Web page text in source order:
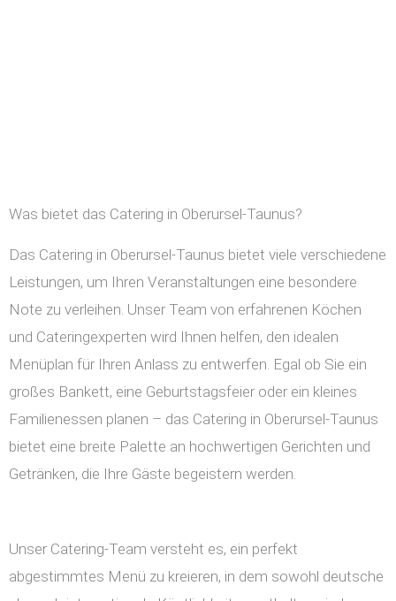
Was bietet das Catering in Oberursel-Taunus?
Das Catering in Oberursel-Taunus bietet viele verschiedene
Leistungen, um Ihren Veranstaltungen eine besondere
Note zu verleihen. Unser Team von erfahrenen Köchen
und Cateringexperten wird Ihnen helfen, den idealen
Menüplan für Ihren Anlass zu entwerfen. Egal ob Sie ein
großes Bankett, eine Geburtstagsfeier oder ein kleines
Familienessen planen – das Catering in Oberursel-Taunus
bietet eine breite Palette an hochwertigen Gerichten und
Getränken, die Ihre Gäste begeistern werden.
Unser Catering-Team versteht es, ein perfekt
abgestimmtes Menü zu kreieren, in dem sowohl deutsche